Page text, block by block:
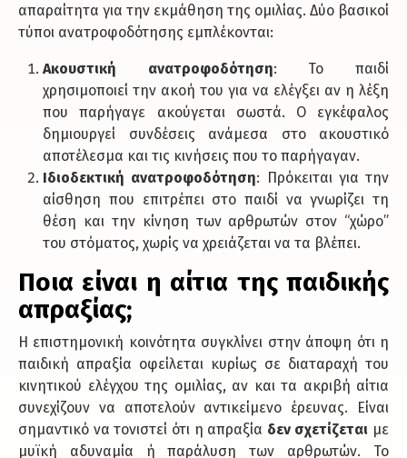
απαραίτητα για την εκμάθηση της ομιλίας. Δύο βασικοί
τύποι ανατροφοδότησης εμπλέκονται:
Ακουστική ανατροφοδότηση: Το παιδί
χρησιμοποιεί την ακοή του για να ελέγξει αν η λέξη
που παρήγαγε ακούγεται σωστά. Ο εγκέφαλος
δημιουργεί συνδέσεις ανάμεσα στο ακουστικό
αποτέλεσμα και τις κινήσεις που το παρήγαγαν.
Ιδιοδεκτική ανατροφοδότηση: Πρόκειται για την
αίσθηση που επιτρέπει στο παιδί να γνωρίζει τη
θέση και την κίνηση των αρθρωτών στον “χώρο”
του στόματος, χωρίς να χρειάζεται να τα βλέπει.
Ποια είναι η αίτια της παιδικής
απραξίας;
Η επιστημονική κοινότητα συγκλίνει στην άποψη ότι η
παιδική απραξία οφείλεται κυρίως σε διαταραχή του
κινητικού ελέγχου της ομιλίας, αν και τα ακριβή αίτια
συνεχίζουν να αποτελούν αντικείμενο έρευνας. Είναι
σημαντικό να τονιστεί ότι η απραξία δεν σχετίζεται με
μυϊκή αδυναμία ή παράλυση των αρθρωτών. Το